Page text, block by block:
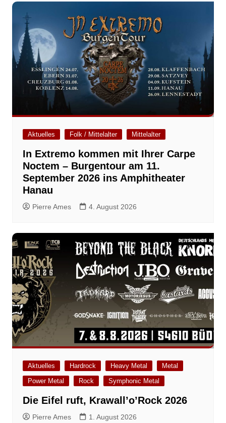
Aktuelles Folk / Mittelalter Mittelalter
In Extremo kommen mit Ihrer Carpe
Noctem – Burgentour am 11.
September 2026 ins Amphitheater
Hanau
Pierre Ames 4. August 2026
Aktuelles Hardrock Heavy Metal
Metal
Power Metal
Rock Symphonic Metal
Die Eifel ruft, Krawall’o’Rock 2026
Pierre Ames 1. August 2026